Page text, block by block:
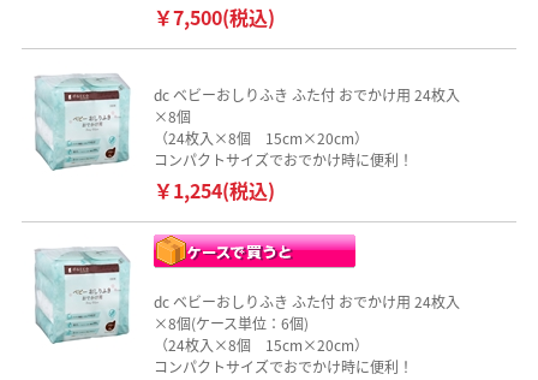
￥7,500(税込)
dc ベビーおしりふき ふた付 おでかけ用 24枚入
×8個
（24枚入×8個 15cm×20cm）
コンパクトサイズでおでかけ時に便利！
￥1,254(税込)
dc ベビーおしりふき ふた付 おでかけ用 24枚入
×8個(ケース単位：6個)
（24枚入×8個 15cm×20cm）
コンパクトサイズでおでかけ時に便利！